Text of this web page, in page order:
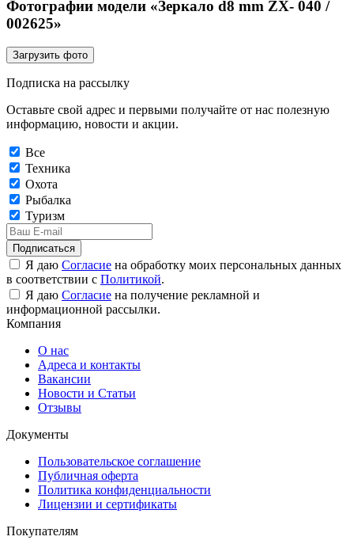
Фотографии модели «Зеркало d8 mm ZX- 040 /
002625»
Загрузить фото
Подписка на рассылку
Оставьте свой адрес и первыми получайте от нас полезную
информацию, новости и акции.
Все
Техника
Охота
Рыбалка
Туризм
Подписаться
Я даю Согласие на обработку моих персональных данных
в соответствии с Политикой.
Я даю Согласие на получение рекламной и
информационной рассылки.
Компания
О нас
Адреса и контакты
Вакансии
Новости и Статьи
Отзывы
Документы
Пользовательское соглашение
Публичная оферта
Политика конфиденциальности
Лицензии и сертификаты
Покупателям